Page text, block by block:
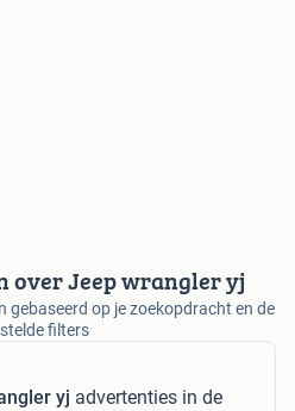
over Jeep wrangler yj
gebaseerd op je zoekopdracht en de
filters
yj advertenties in de